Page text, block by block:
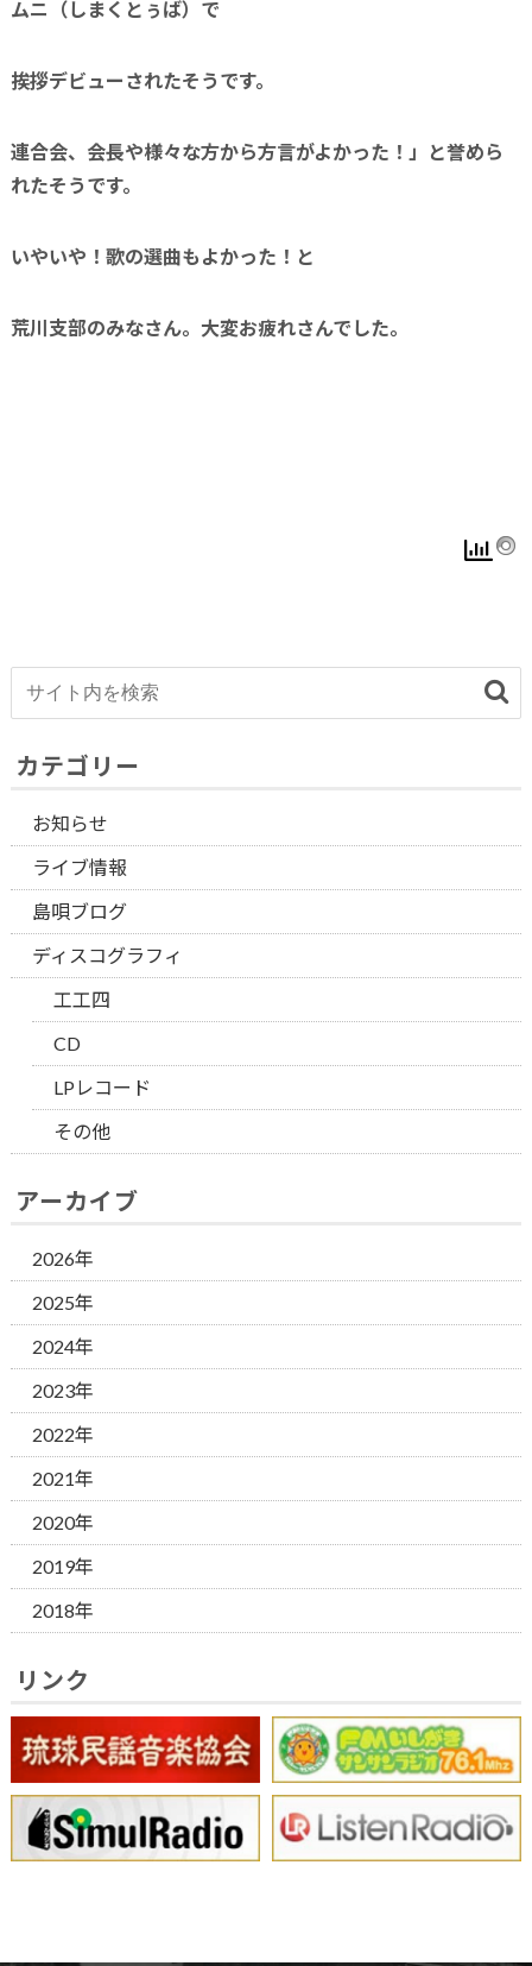
ムニ（しまくとぅば）で
挨拶デビューされたそうです。
連合会、会長や様々な方から方言がよかった！」と誉めら
れたそうです。
いやいや！歌の選曲もよかった！と
荒川支部のみなさん。大変お疲れさんでした。
カテゴリー
お知らせ
ライブ情報
島唄ブログ
ディスコグラフィ
工工四
CD
LPレコード
その他
アーカイブ
2026年
2025年
2024年
2023年
2022年
2021年
2020年
2019年
2018年
リンク